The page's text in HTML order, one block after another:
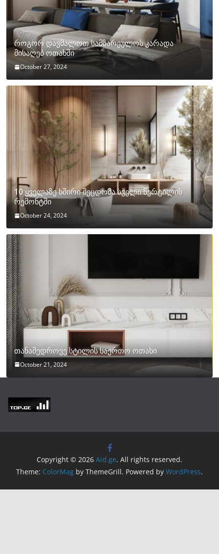
როგორ დავმალოთ სამზარეულოს კარადა
მისაღებ ოთახში
October 27, 2024
10 ყველაზე ხშირი შეცდომა სველი წერტილის
რემონტში
October 24, 2024
თანამედროვე სტილის საერთო ოთახი
October 21, 2024
Copyright © 2026 Aid.ge. All rights reserved.
Theme: ColorMag by ThemeGrill. Powered by WordPress.